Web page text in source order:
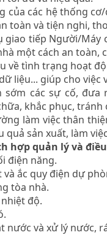
của các hệ thống
toàn và tiện nghi,
giao tiếp Người/Máy
một cách an toàn,
về tình trạng hoạt
liệu... giúp cho
sớm các sự cố, đưa
khắc phục,
làm việc thân
quả sản xuất, làm
hợp quản lý và
điện năng.
ắc quy điện dự
tòa nhà.
độ.
nước và xử lý nước,